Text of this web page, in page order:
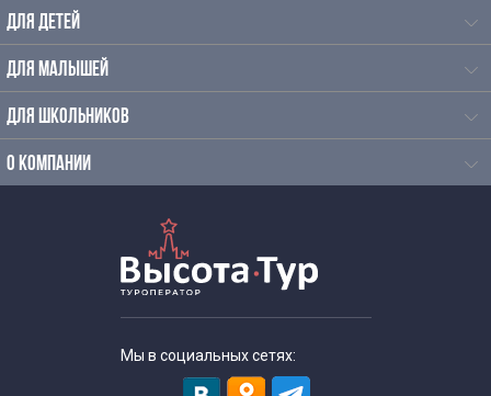
Экскурсии для школьников на каникулы
Экскурсии на производство для школьников в Москве
Экскурсии на шоколадную фабрику в Москве для
Однодневные экскурсии для школьников
Познавательные экскурсии для школьников
ДЛЯ ДЕТЕЙ
ДЛЯ МАЛЫШЕЙ
ДЛЯ ШКОЛЬНИКОВ
О КОМПАНИИ
Мы в социальных сетях: